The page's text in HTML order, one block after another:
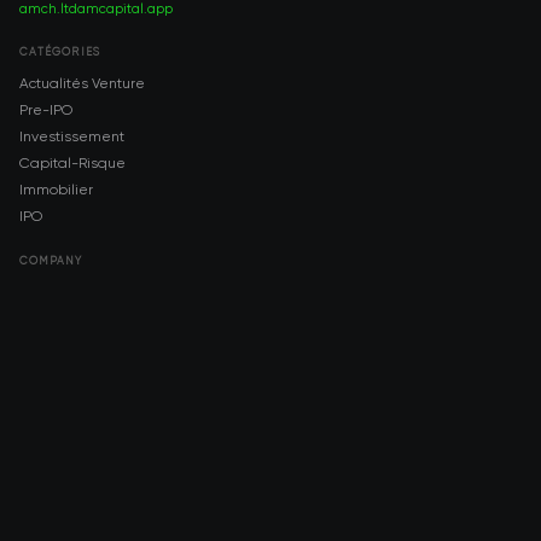
amch.ltdamcapital.app
CATÉGORIES
Actualités Venture
Pre-IPO
Investissement
Capital-Risque
Immobilier
IPO
COMPANY